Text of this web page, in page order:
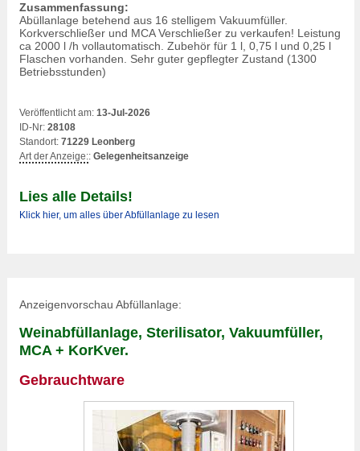
Zusammenfassung:
Abüllanlage betehend aus 16 stelligem Vakuumfüller.
Korkverschließer und MCA Verschließer zu verkaufen! Leistung
ca 2000 l /h vollautomatisch. Zubehör für 1 l, 0,75 l und 0,25 l
Flaschen vorhanden. Sehr guter gepflegter Zustand (1300
Betriebsstunden)
Veröffentlicht am: 13-Jul-2026
ID-Nr: 28108
Standort: 71229 Leonberg
Art der Anzeige:: Gelegenheitsanzeige
Lies alle Details!
Klick hier, um alles über Abfüllanlage zu lesen
Anzeigenvorschau Abfüllanlage:
Weinabfüllanlage, Sterilisator, Vakuumfüller,
MCA + KorKver.
Gebrauchtware